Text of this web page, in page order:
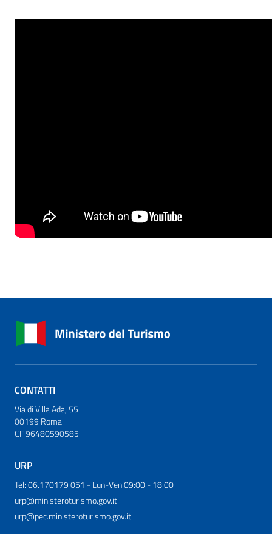
CONTATTI
Via di Villa Ada, 55
00199 Roma
CF 96480590585
URP
Tel: 06.170179 051 - Lun-Ven 09:00 - 18:00
urp@ministeroturismo.gov.it
urp@pec.ministeroturismo.gov.it